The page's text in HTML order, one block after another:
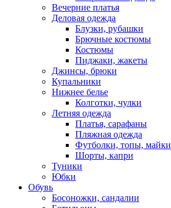
Вечерние платья
Деловая одежда
Блузки, рубашки
Брючные костюмы
Костюмы
Пиджаки, жакеты
Джинсы, брюки
Купальники
Нижнее белье
Колготки, чулки
Летняя одежда
Платья, сарафаны
Пляжная одежда
Футболки, топы, майки
Шорты, капри
Туники
Юбки
Обувь
Босоножки, сандалии